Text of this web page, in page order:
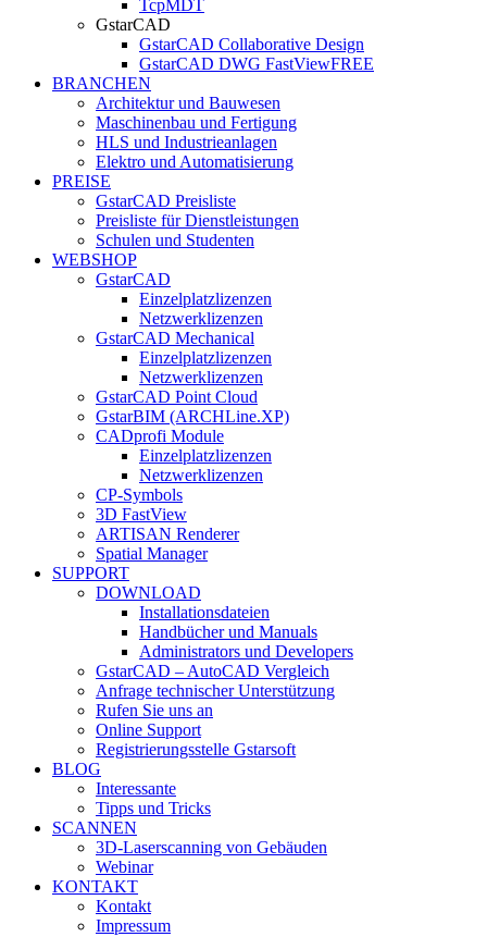
TcpMDT
GstarCAD
GstarCAD Collaborative Design
GstarCAD DWG FastViewFREE
BRANCHEN
Architektur und Bauwesen
Maschinenbau und Fertigung
HLS und Industrieanlagen
Elektro und Automatisierung
PREISE
GstarCAD Preisliste
Preisliste für Dienstleistungen
Schulen und Studenten
WEBSHOP
GstarCAD
Einzelplatzlizenzen
Netzwerklizenzen
GstarCAD Mechanical
Einzelplatzlizenzen
Netzwerklizenzen
GstarCAD Point Cloud
GstarBIM (ARCHLine.XP)
CADprofi Module
Einzelplatzlizenzen
Netzwerklizenzen
CP-Symbols
3D FastView
ARTISAN Renderer
Spatial Manager
SUPPORT
DOWNLOAD
Installationsdateien
Handbücher und Manuals
Administrators und Developers
GstarCAD – AutoCAD Vergleich
Anfrage technischer Unterstützung
Rufen Sie uns an
Online Support
Registrierungsstelle Gstarsoft
BLOG
Interessante
Tipps und Tricks
SCANNEN
3D-Laserscanning von Gebäuden
Webinar
KONTAKT
Kontakt
Impressum